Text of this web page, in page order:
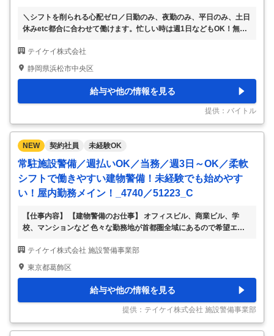
＼シフトを削られる心配ゼロ／日勤のみ、夜勤のみ、平日のみ、土日
休みetc都合に合わせて働けます。忙しい時は週1日などもOK！無理
工事現場・駐車場・イベントなど [ア・パ]警備員、イベントスタッ
フ、サービスその他 【歓迎する方】 未経験・初心者歓迎、学生歓
学歴(中卒・高卒)不問、ブランク有OK、副業・WワークOK、ミドル
(40代～)活躍中、エルダー(50代〜)活躍中 【仕事内容】 交差点やイベ
ント会場などで 交通整理を行う 〈交通誘導〉のお仕事です。 ●具体
的には…
テイケイ株式会社
静岡県浜松市中央区
給与や他の情報を見る
提供：バイトル
NEW 契約社員 未経験OK
常駐施設警備／週払いOK／当務／週3日～OK／柔軟
シフトで働きやすい建物警備！未経験でも始めやす
い！屋内勤務メイン！_4740／51223_C
【仕事内容】 【建物警備のお仕事】 オフィスビル、商業ビル、学
校、マンションなど 色々な勤務地が首都圏全域にあるので希望エリ
り など 立ちっぱなし・座りっぱなしではないのでご安心ください。
研修があるので未経験の方でも安心です。 慣れないうちはビルの構
す。 いきなり1名勤務はございません。 勤務地は一例で、一都三県に
色々な勤務地があります。 各線沿いからあなたのご自宅の近くま
で、お気軽にご相談ください。 ▽勤務地例 東京都・神奈川県・千葉
県・埼玉県など →特に新宿区・…
テイケイ株式会社 施設警備事業部
東京都葛飾区
給与や他の情報を見る
提供：テイケイ株式会社 施設警備事業部